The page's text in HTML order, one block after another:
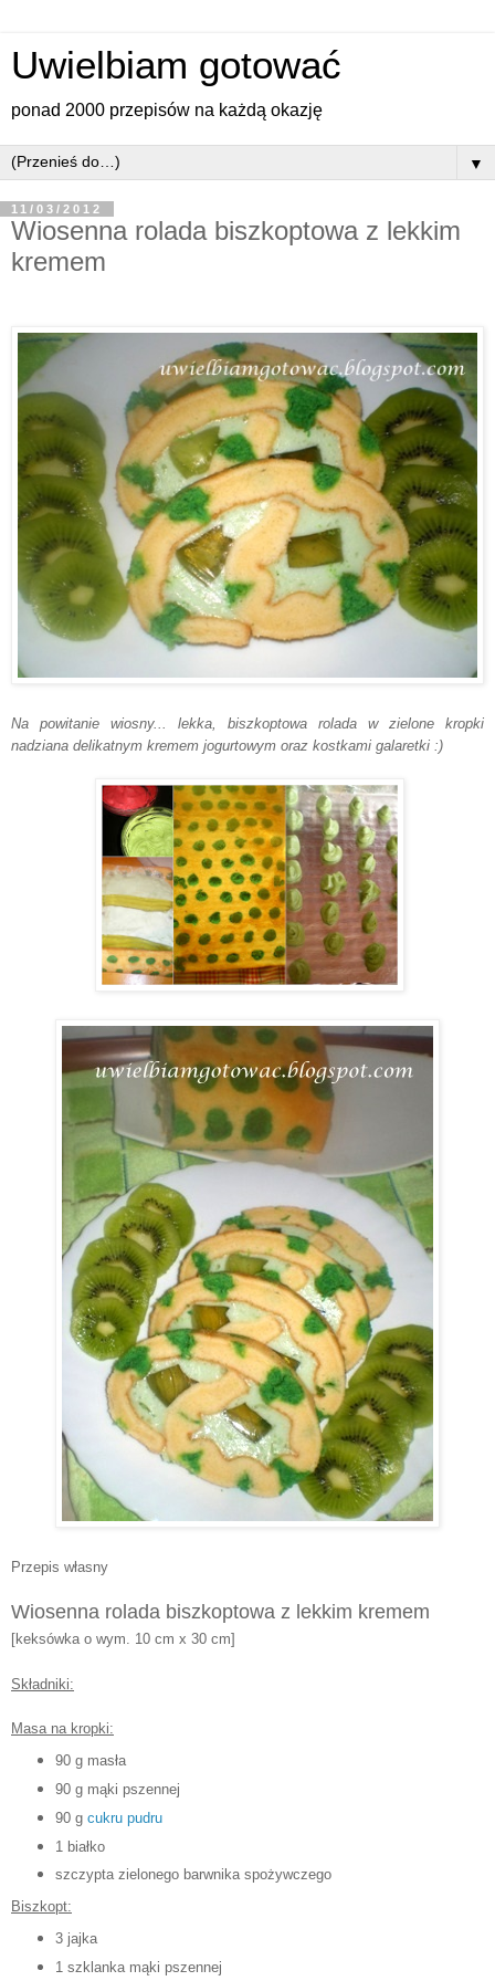
Uwielbiam gotować
ponad 2000 przepisów na każdą okazję
▼
11/03/2012
Wiosenna rolada biszkoptowa z lekkim
kremem
Na powitanie wiosny... lekka, biszkoptowa rolada w zielone kropki
nadziana delikatnym kremem jogurtowym oraz kostkami galaretki :)
Przepis własny
Wiosenna rolada biszkoptowa z lekkim kremem
[keksówka o wym. 10 cm x 30 cm]
Składniki:
Masa na kropki:
90 g masła
90 g mąki pszennej
90 g cukru pudru
1 białko
szczypta zielonego barwnika spożywczego
Biszkopt:
3 jajka
1 szklanka mąki pszennej